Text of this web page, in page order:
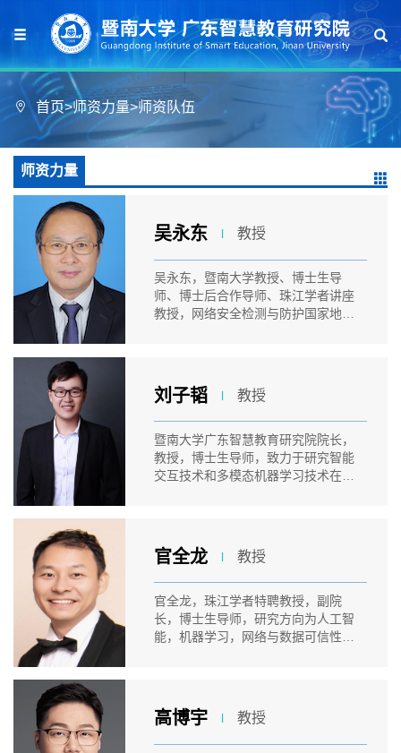
首页>师资力量>师资队伍
师资力量
吴永东 l 教授
吴永东，暨南大学教授、博士生导
师、博士后合作导师、珠江学者讲座
教授，网络安全检测与防护国家地方
刘子韬 l 教授
暨南大学广东智慧教育研究院院长，
教授，博士生导师，致力于研究智能
交互技术和多模态机器学习技术在教
官全龙 l 教授
官全龙，珠江学者特聘教授，副院
长，博士生导师，研究方向为人工智
能，机器学习，网络与数据可信性，
高博宇 l 教授